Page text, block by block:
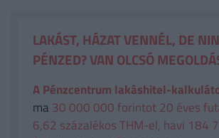
LAKÁST, HÁZAT VENNÉL, DE
PÉNZED? VAN OLCSÓ
A Pénzcentrum lakáshitel-
ma 30 000 000 forintot 20 éves
6,62 százalékos THM-el, havi 184